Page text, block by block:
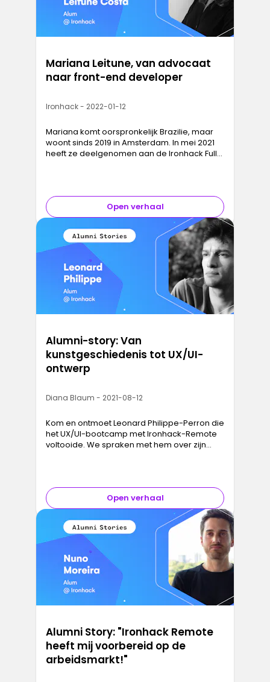
Mariana Leitune, van advocaat
naar front-end developer
Ironhack - 2022-01-12
Mariana komt oorspronkelijk Brazilie, maar
woont sinds 2019 in Amsterdam. In mei 2021
heeft ze deelgenomen aan de Ironhack Full
Open verhaal
Alumni-story: Van
kunstgeschiedenis tot UX/UI-
ontwerp
Diana Blaum - 2021-08-12
Kom en ontmoet Leonard Philippe-Perron die
het UX/UI-bootcamp met Ironhack-Remote
voltooide. We spraken met hem over zijn
Open verhaal
Alumni Story: "Ironhack Remote
heeft mij voorbereid op de
arbeidsmarkt!"